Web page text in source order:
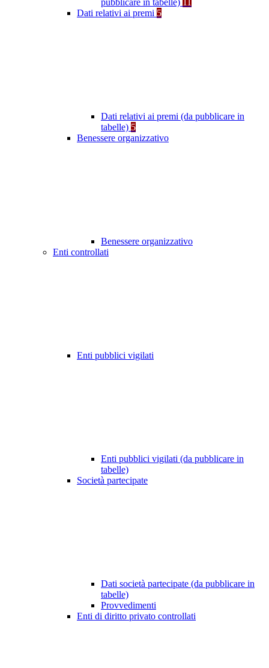
pubblicare in tabelle)
Dati relativi ai premi 5
Dati relativi ai premi (da pubblicare in
tabelle) 5
Benessere organizzativo
Benessere organizzativo
Enti controllati
Enti pubblici vigilati
Enti pubblici vigilati (da pubblicare in
tabelle)
Società partecipate
Dati società partecipate (da pubblicare in
tabelle)
Provvedimenti
Enti di diritto privato controllati